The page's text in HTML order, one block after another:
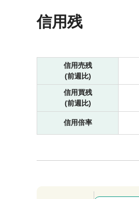
信用残
信用売残
(前週比)
信用買残
(前週比)
信用倍率